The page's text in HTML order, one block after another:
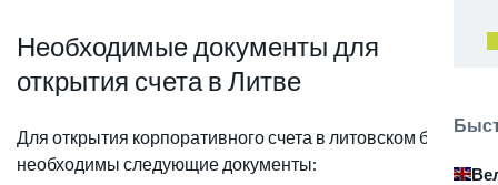
Необходимые документы для
открытия счета в Литве
Для открытия корпоративного счета в литовском банке
необходимы следующие документы: